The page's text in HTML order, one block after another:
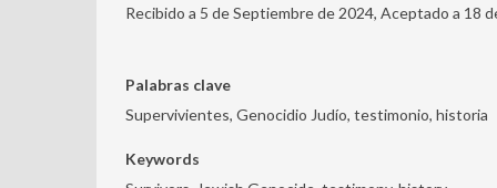
Recibido a 5 de Septiembre de 2024, Aceptado a 18
Palabras clave
Supervivientes, Genocidio Judío, testimonio, historia
Keywords